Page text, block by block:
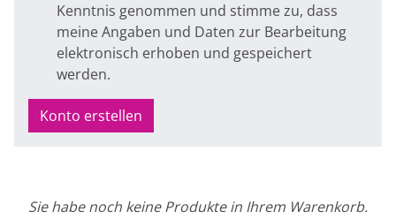
Kenntnis genommen und stimme zu, dass
meine Angaben und Daten zur Bearbeitung
elektronisch erhoben und gespeichert
werden.
Konto erstellen
Sie habe noch keine Produkte in Ihrem Warenkorb.